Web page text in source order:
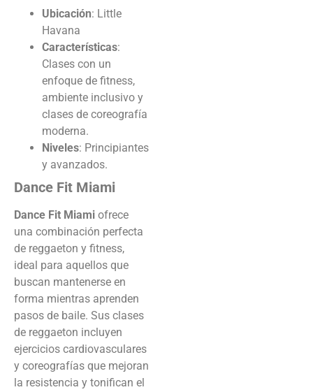
Ubicación: Little
Havana
Características:
Clases con un
enfoque de fitness,
ambiente inclusivo y
clases de coreografía
moderna.
Niveles: Principiantes
y avanzados.
Dance Fit Miami
Dance Fit Miami ofrece
una combinación perfecta
de reggaeton y fitness,
ideal para aquellos que
buscan mantenerse en
forma mientras aprenden
pasos de baile. Sus clases
de reggaeton incluyen
ejercicios cardiovasculares
y coreografías que mejoran
la resistencia y tonifican el